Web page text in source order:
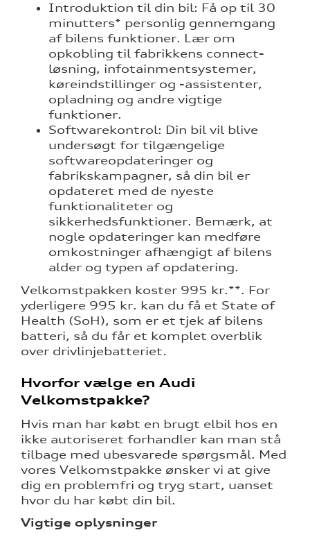
Introduktion til din bil: Få op til 30
minutters* personlig gennemgang
af bilens funktioner. Lær om
opkobling til fabrikkens connect-
løsning, infotainmentsystemer,
køreindstillinger og -assistenter,
opladning og andre vigtige
funktioner.
Softwarekontrol: Din bil vil blive
undersøgt for tilgængelige
softwareopdateringer og
fabrikskampagner, så din bil er
opdateret med de nyeste
funktionaliteter og
sikkerhedsfunktioner. Bemærk, at
nogle opdateringer kan medføre
omkostninger afhængigt af bilens
alder og typen af opdatering.
Velkomstpakken koster 995 kr.**. For
yderligere 995 kr. kan du få et State of
Health (SoH), som er et tjek af bilens
batteri, så du får et komplet overblik
over drivlinjebatteriet.
Hvorfor vælge en Audi
Velkomstpakke?
Hvis man har købt en brugt elbil hos en
ikke autoriseret forhandler kan man stå
tilbage med ubesvarede spørgsmål. Med
vores Velkomstpakke ønsker vi at give
dig en problemfri og tryg start, uanset
hvor du har købt din bil.
Vigtige oplysninger